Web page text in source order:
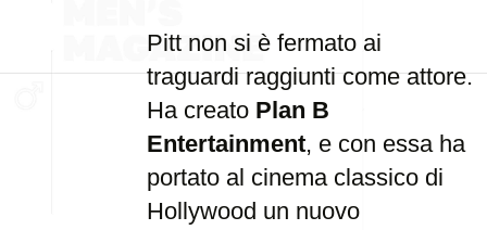
Pitt non si è fermato ai
traguardi raggiunti come attore.
Ha creato Plan B
Entertainment, e con essa ha
portato al cinema classico di
Hollywood un nuovo